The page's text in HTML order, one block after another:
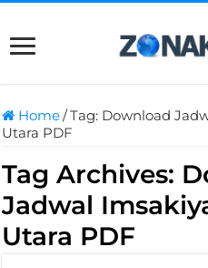
Home/Tag: Download
Utara PDF
Tag Archives:
Jadwal
Utara PDF